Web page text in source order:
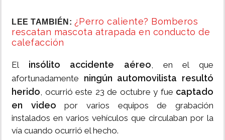
LEE TAMBIÉN: ¿Perro caliente? Bomberos
rescatan mascota atrapada en conducto de
calefacción
El insólito accidente aéreo, en el que
afortunadamente ningún automovilista resultó
herido, ocurrió este 23 de octubre y fue captado
en video por varios equipos de grabación
instalados en varios vehículos que circulaban por la
vía cuando ocurrió el hecho.